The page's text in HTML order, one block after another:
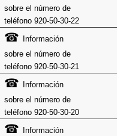
sobre el número de
teléfono 920-50-30-22
☎ Información
sobre el número de
teléfono 920-50-30-21
☎ Información
sobre el número de
teléfono 920-50-30-20
☎ Información